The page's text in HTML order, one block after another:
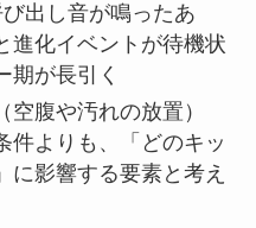
出し音が鳴ったあ
進化イベントが待機状
期が長引く
腹や汚れの放置）
件よりも、「どのキッ
に影響する要素と考え